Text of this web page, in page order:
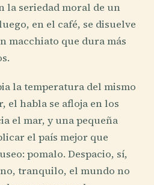
la seriedad moral de un
en el café, se disuelve
macchiato que dura más
la temperatura del mismo
el habla se afloja en los
el mar, y una pequeña
el país mejor que
pomalo. Despacio, sí,
tranquilo, el mundo no